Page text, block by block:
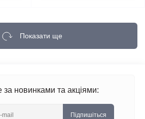
Показати ще
за новинками та акціями:
Підпишіться